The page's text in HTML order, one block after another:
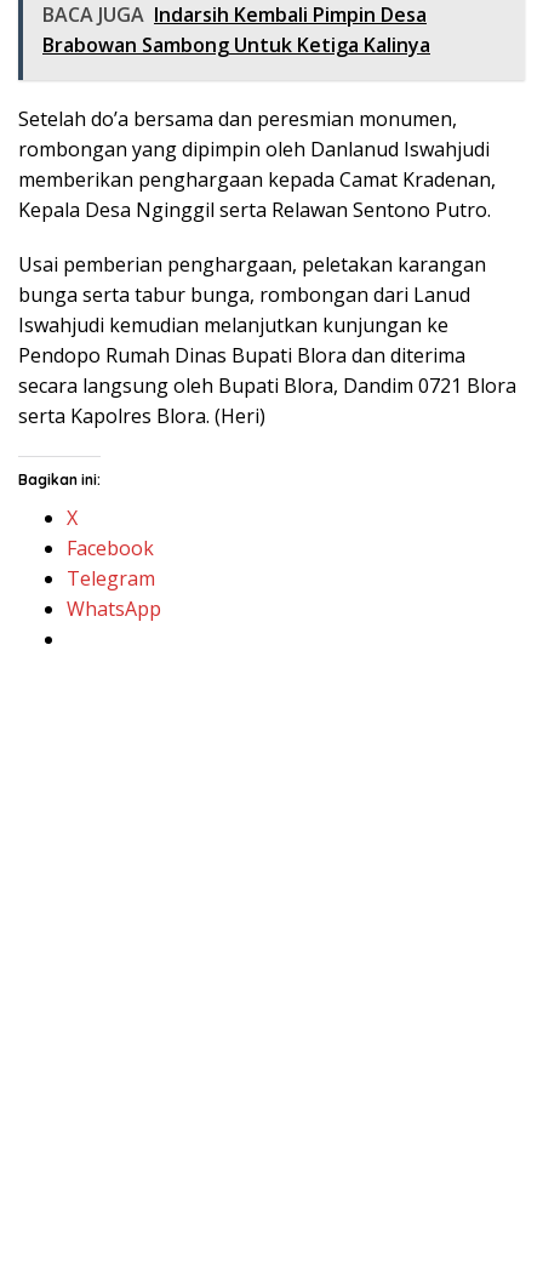
BACA JUGA Indarsih Kembali Pimpin Desa
Brabowan Sambong Untuk Ketiga Kalinya
Setelah do’a bersama dan peresmian monumen,
rombongan yang dipimpin oleh Danlanud Iswahjudi
memberikan penghargaan kepada Camat Kradenan,
Kepala Desa Nginggil serta Relawan Sentono Putro.
Usai pemberian penghargaan, peletakan karangan
bunga serta tabur bunga, rombongan dari Lanud
Iswahjudi kemudian melanjutkan kunjungan ke
Pendopo Rumah Dinas Bupati Blora dan diterima
secara langsung oleh Bupati Blora, Dandim 0721 Blora
serta Kapolres Blora. (Heri)
Bagikan ini:
X
Facebook
Telegram
WhatsApp